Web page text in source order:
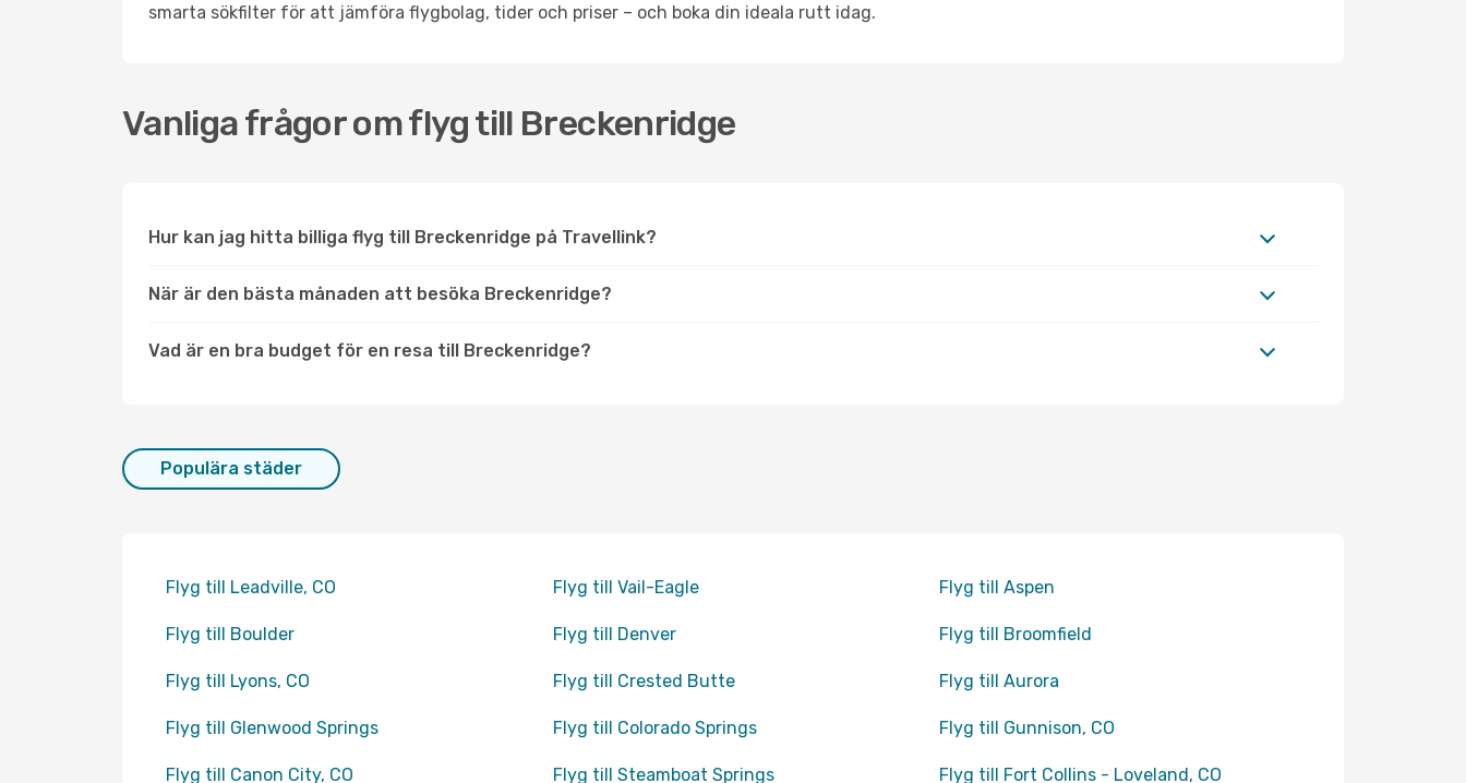
smarta sökfilter för att jämföra flygbolag, tider och priser – och boka din ideala rutt idag.
Vanliga frågor om flyg till Breckenridge
Hur kan jag hitta billiga flyg till Breckenridge på Travellink?
När är den bästa månaden att besöka Breckenridge?
Vad är en bra budget för en resa till Breckenridge?
Populära städer
Flyg till Leadville, CO Flyg till Vail-Eagle Flyg till Aspen
Flyg till Boulder Flyg till Denver Flyg till Broomfield
Flyg till Lyons, CO Flyg till Crested Butte Flyg till Aurora
Flyg till Glenwood Springs Flyg till Colorado Springs Flyg till Gunnison, CO
Flyg till Canon City, CO Flyg till Steamboat Springs Flyg till Fort Collins - Loveland, CO